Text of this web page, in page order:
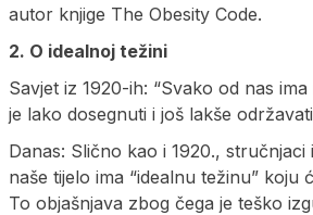
autor knjige The Obesity Code.
2. O idealnoj težini
Savjet iz 1920-ih: “Svako od nas
je lako dosegnuti i još lakše
Danas: Slično kao i 1920., stručnjaci
naše tijelo ima “idealnu težinu” koju
To objašnjava zbog čega je teško